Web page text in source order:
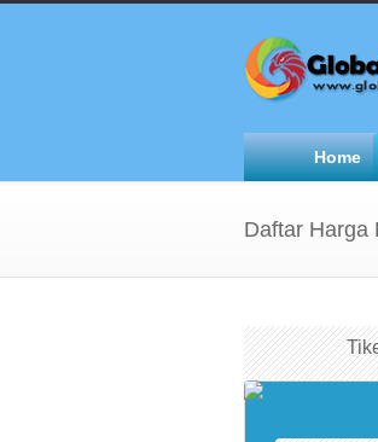
Home
Daftar Harga